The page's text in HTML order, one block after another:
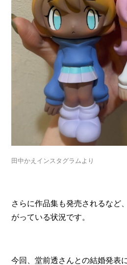
田中かえインスタグラムより
さらに作品集も発売されるなど
がっている状況です。
今回、堂前透さんとの結婚発表